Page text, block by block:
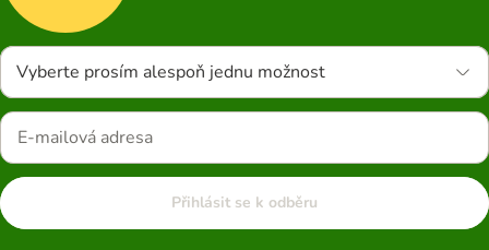
Vyberte prosím alespoň jednu možnost
Přihlásit se k odběru